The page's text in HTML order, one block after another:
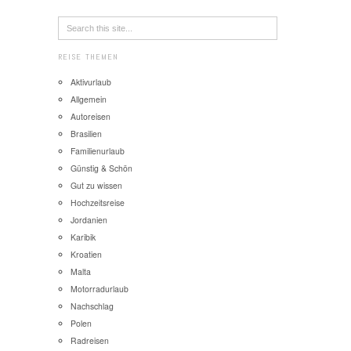
REISE THEMEN
Aktivurlaub
Allgemein
Autoreisen
Brasilien
Familienurlaub
Günstig & Schön
Gut zu wissen
Hochzeitsreise
Jordanien
Karibik
Kroatien
Malta
Motorradurlaub
Nachschlag
Polen
Radreisen